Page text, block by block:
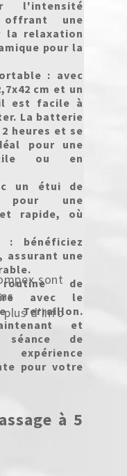
sont
plus d'info
l'intensité
une
la relaxation
pour la
: avec
cm et un
est facile à
La batterie
heures et se
pour une
ou en
un étui de
pour une
rapide, où
: bénéficiez
assurant une
de
avec le
Terraillon.
et
séance de
pour votre
à 5